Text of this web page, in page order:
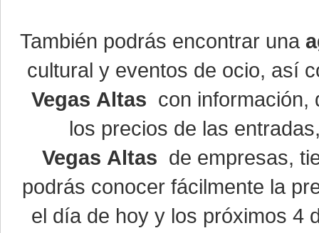
También podrás encontrar una
cultural y eventos de ocio, así
Vegas Altas con información,
los precios de las
Vegas Altas de empresas,
podrás conocer fácilmente la
el día de hoy y los próximos 4